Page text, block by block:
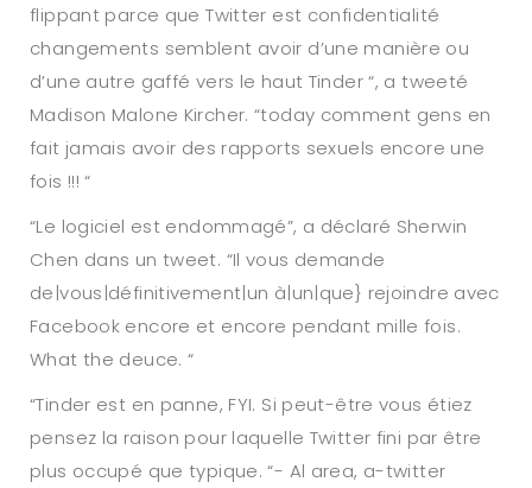
flippant parce que Twitter est confidentialité
changements semblent avoir d’une manière ou
d’une autre gaffé vers le haut Tinder “, a tweeté
Madison Malone Kircher. “today comment gens en
fait jamais avoir des rapports sexuels encore une
fois !!! “
“Le logiciel est endommagé”, a déclaré Sherwin
Chen dans un tweet. “Il vous demande
de|vous|définitivement|un à|un|que} rejoindre avec
Facebook encore et encore pendant mille fois.
What the deuce. “
“Tinder est en panne, FYI. Si peut-être vous étiez
pensez la raison pour laquelle Twitter fini par être
plus occupé que typique. “- Al area, a-twitter